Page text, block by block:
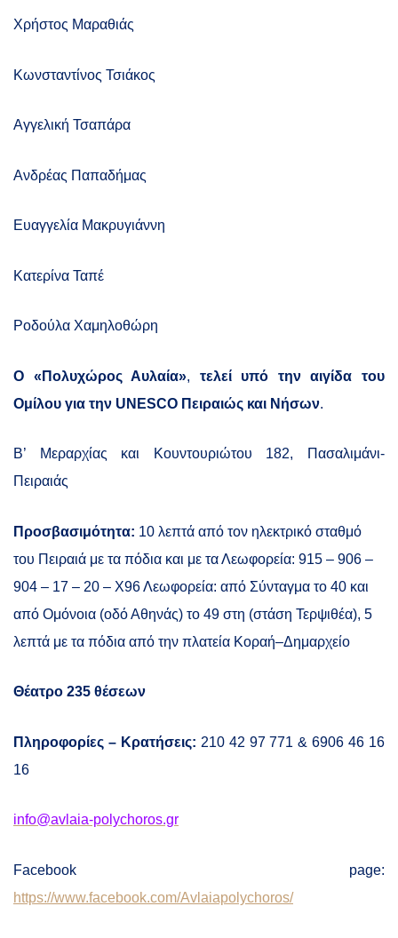
Χρήστος Μαραθιάς
Κωνσταντίνος Τσιάκος
Αγγελική Τσαπάρα
Ανδρέας Παπαδήμας
Ευαγγελία Μακρυγιάννη
Κατερίνα Ταπέ
Ροδούλα Χαμηλοθώρη
Ο «Πολυχώρος Αυλαία», τελεί υπό την αιγίδα του
Ομίλου για την UNESCO Πειραιώς και Νήσων.
Β’ Μεραρχίας και Κουντουριώτου 182, Πασαλιμάνι-
Πειραιάς
Προσβασιμότητα: 10 λεπτά από τον ηλεκτρικό σταθμό
του Πειραιά με τα πόδια και με τα Λεωφορεία: 915 – 906 –
904 – 17 – 20 – Χ96Λεωφορεία: από Σύνταγμα το 40 και
από Ομόνοια (οδό Αθηνάς) το 49 στη (στάση Τερψιθέα), 5
λεπτά με τα πόδια από την πλατεία Κοραή–Δημαρχείο
Θέατρο 235 θέσεων
Πληροφορίες – Κρατήσεις: 210 42 97 771 & 6906 46 16
16
info@avlaia-polychoros.gr
Facebook page:
https://www.facebook.com/Avlaiapolychoros/